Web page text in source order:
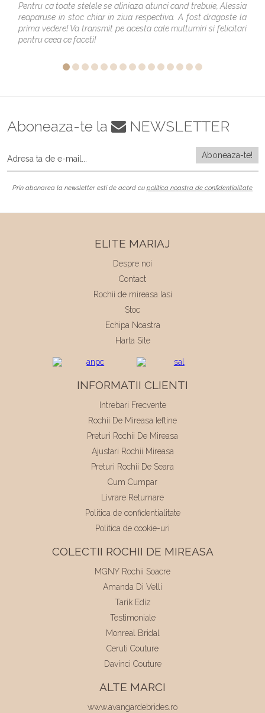
Pentru ca toate stelele se aliniaza atunci cand trebuie, Alessia
reaparuse in stoc chiar in ziua respectiva. A fost dragoste la
prima vedere! Va transmit pe acesta cale multumiri si felicitari
pentru ceea ce faceti!
Aboneaza-te la NEWSLETTER
Prin abonarea la newsletter esti de acord cu politica noastra de confidentialitate
ELITE MARIAJ
Despre noi
Contact
Rochii de mireasa Iasi
Stoc
Echipa Noastra
Harta Site
INFORMATII CLIENTI
Intrebari Frecvente
Rochii De Mireasa Ieftine
Preturi Rochii De Mireasa
Ajustari Rochii Mireasa
Preturi Rochii De Seara
Cum Cumpar
Livrare Returnare
Politica de confidentialitate
Politica de cookie-uri
COLECTII ROCHII DE MIREASA
MGNY Rochii Soacre
Amanda Di Velli
Tarik Ediz
Testimoniale
Monreal Bridal
Ceruti Couture
Davinci Couture
ALTE MARCI
www.avangardebrides.ro